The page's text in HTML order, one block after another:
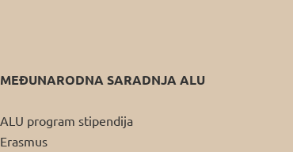
MEĐUNARODNA SARADNJA ALU
ALU program stipendija
Erasmus